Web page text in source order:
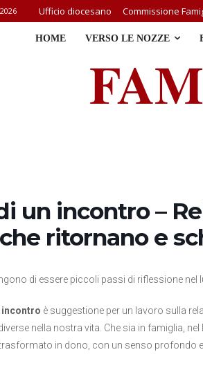
Ufficio diocesano Commissione
HOME VERSO LE NOZZE
un incontro –
ritornano e
di essere piccoli passi di riflessione nel
incontro è suggestione per un lavoro sulla
nella nostra vita. Che sia in famiglia,
in dono, con un senso profondo